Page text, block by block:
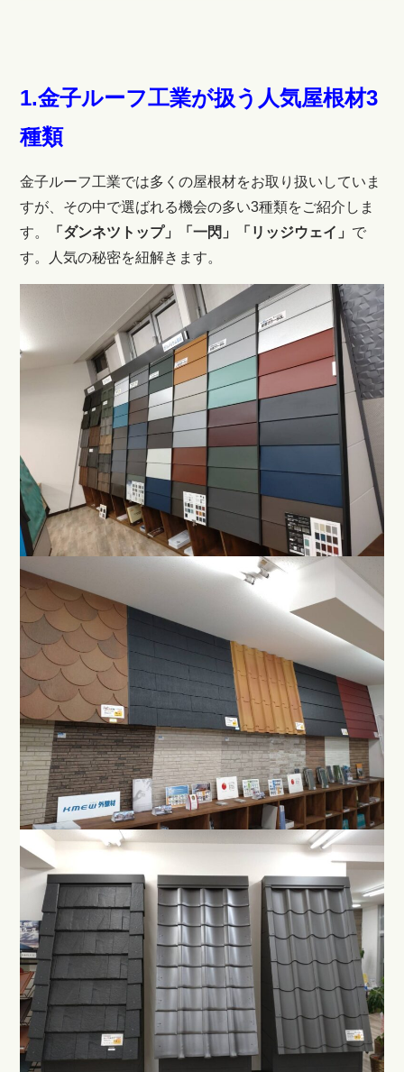
1.金子ルーフ工業が扱う人気屋根材3
種類
金子ルーフ工業では多くの屋根材をお取り扱いしていま
すが、その中で選ばれる機会の多い3種類をご紹介しま
す。
「ダンネツトップ」「一閃」「リッジウェイ」 で
す。人気の秘密を紐解きます。